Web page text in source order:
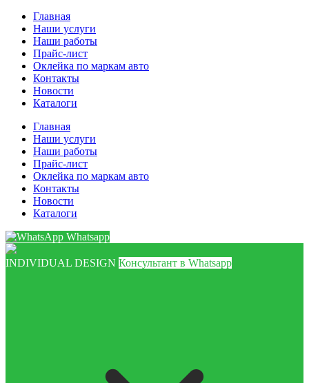
Главная
Наши услуги
Наши работы
Прайс-лист
Оклейка по маркам авто
Контакты
Новости
Каталоги
Главная
Наши услуги
Наши работы
Прайс-лист
Оклейка по маркам авто
Контакты
Новости
Каталоги
Whatsapp
INDIVIDUAL DESIGN Консультант в Whatsapp